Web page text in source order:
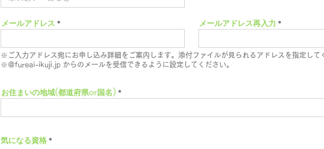
メールアドレス メールアドレス再入力
※ご入力アドレス宛にお申し込み詳細をご案内します。添付ファイルが見られるアドレスを指定して
※＠fureai-ikuji.jp からのメールを受信できるように設定してください。
お住まいの地域(都道府県or国名)
気になる資格 *必